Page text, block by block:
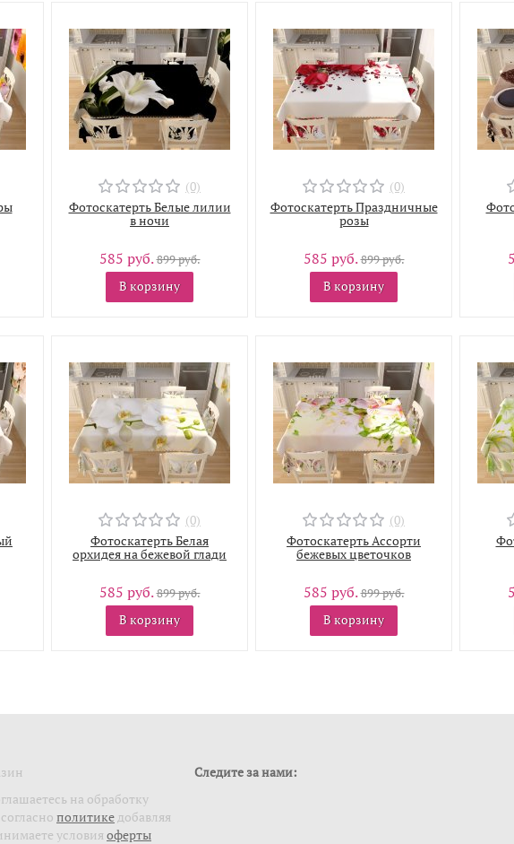
(0)
Фотоскатерть Белые лилии
в ночи
585 руб.899 руб.
В корзину
(0)
Фотоскатерть Праздничные
розы
585 руб.899 руб.
В корзину
(0)
Фотоскатерть Белая
орхидея на бежевой глади
585 руб.899 руб.
В корзину
(0)
Фотоскатерть Ассорти
бежевых цветочков
585 руб.899 руб.
В корзину
на обработку
политикедобавляя
условия оферты
Следите за нами: